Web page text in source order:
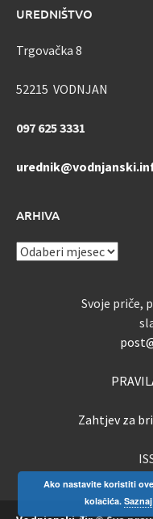
UREDNIŠTVO
Trgovačka 8
52215 VODNJAN
097 625 3331
ARHIVA
ARHIVA
Svoje priče,
Zahtjev za
Ako nastavite koristiti
kolačića.